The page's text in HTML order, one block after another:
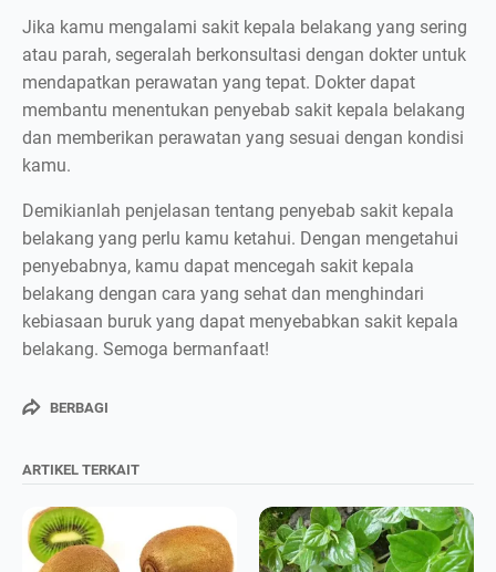
Jika kamu mengalami sakit kepala belakang yang sering
atau parah, segeralah berkonsultasi dengan dokter untuk
mendapatkan perawatan yang tepat. Dokter dapat
membantu menentukan penyebab sakit kepala belakang
dan memberikan perawatan yang sesuai dengan kondisi
kamu.
Demikianlah penjelasan tentang penyebab sakit kepala
belakang yang perlu kamu ketahui. Dengan mengetahui
penyebabnya, kamu dapat mencegah sakit kepala
belakang dengan cara yang sehat dan menghindari
kebiasaan buruk yang dapat menyebabkan sakit kepala
belakang. Semoga bermanfaat!
BERBAGI
ARTIKEL TERKAIT